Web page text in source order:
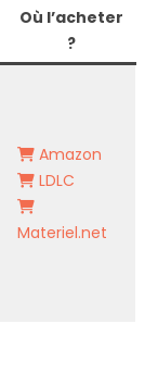
Où l’acheter
?
Amazon
LDLC
Materiel.net